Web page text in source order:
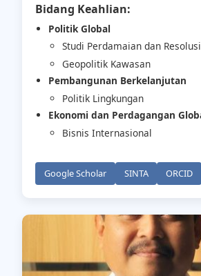
Bidang Keahlian:
Politik Global
Studi Perdamaian dan
Geopolitik Kawasan
Pembangunan Berkelanjutan
Politik Lingkungan
Ekonomi dan Perdagangan
Bisnis Internasional
Google Scholar SINTA ORCID